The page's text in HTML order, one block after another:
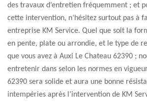
des travaux d’entretien fréquemment ; et
cette intervention, n’hésitez surtout pas à
entreprise KM Service. Quel que soit la
en pente, plate ou arrondie, et le type de
que vous avez à Auxi Le Chateau 62390 ;
entretenir dans selon les normes en
62390 sera solide et aura une bonne
intempéries après l’intervention de KM